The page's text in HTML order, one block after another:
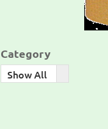
Category
Show All